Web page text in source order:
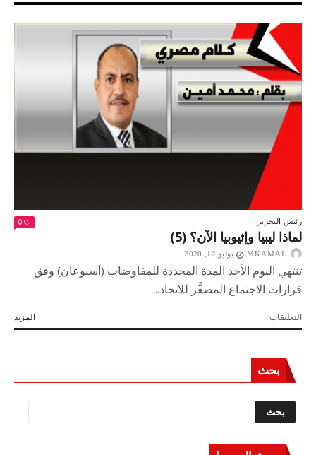
رئيس التحرير 0
لماذا ليبيا وإثيوبيا الآن؟ (5)
MKAMAL يوليو 12, 2020
تنتهي اليوم الأحد المدة المحددة للمفاوضات (أسبوعان) وفق
قرارات الاجتماع المصغَّر للاتحاد...
المزيد التعليقاتعلى
لماذا
وإثيوبيا
الآن؟
(5)
بحث